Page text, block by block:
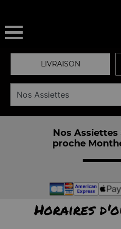
LIVRAISON
Nos
proche
Horaires